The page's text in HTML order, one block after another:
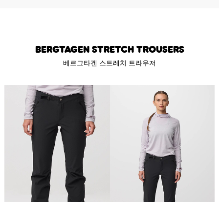
Bergtagen Stretch Trousers
베르그타겐 스트레치 트라우저